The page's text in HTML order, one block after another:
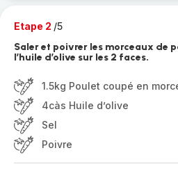
Etape 2 /5
Saler et poivrer les morceaux de
l’huile d’olive sur les 2 faces.
1.5kg Poulet coupé en
4càs Huile d’olive
Sel
Poivre